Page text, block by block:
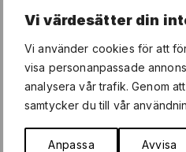
Vi värdesätter din
Vi använder cookies för att
visa personanpassade
analysera vår trafik. Genom
samtycker du till vår
Anpassa Avvisa